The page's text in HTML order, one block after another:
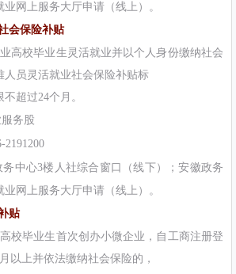
网上服务大厅申请（线上）。
保险补贴
校毕业生灵活就业并以个人身份缴纳社会
人员灵活就业社会保险补贴标
超过24个月。
务股
2191200
务中心3楼人社综合窗口（线下）；安徽政务
网上服务大厅申请（线上）。
贴
毕业生首次创办小微企业，自工商注册登
以上并依法缴纳社会保险的，